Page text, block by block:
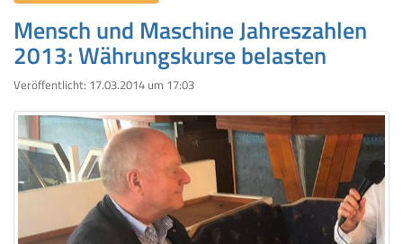
Mensch und Maschine Jahreszahlen
2013: Währungskurse belasten
Veröffentlicht: 17.03.2014 um 17:03